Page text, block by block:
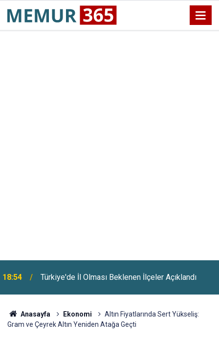
18:54 Türkiye'de İl Olması Beklenen İlçeler Açıklandı
Anasayfa Ekonomi
Altın Fiyatlarında Sert Yükseliş:
Gram ve Çeyrek Altın Yeniden Atağa Geçti